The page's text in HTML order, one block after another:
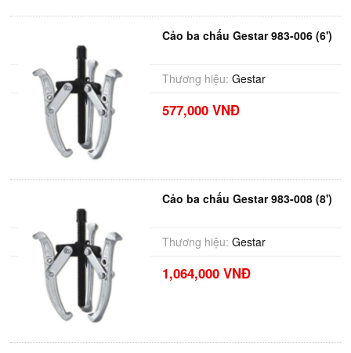
Cảo ba chấu Gestar 983-006 (6')
Thương hiệu: Gestar
577,000 VNĐ
Cảo ba chấu Gestar 983-008 (8')
Thương hiệu: Gestar
1,064,000 VNĐ